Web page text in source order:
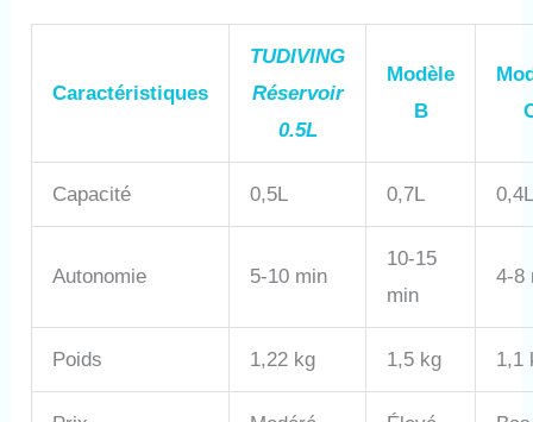
guider la petite bouteille. Il
peut être rempli en 6
secondes normalement. La
deuxième méthode consiste à
utiliser un compresseur
être complètement remplie. La
troisième méthode consiste à
utiliser une pompe manuelle,
dont le remplissage nécessite
environ 600 pompes.
Caractéristiques
TUDIVING
Réservoir
0.5L
Modèle
B
Capacité 0,5L 0,7L
Autonomie 5-10 min
10-15
min
4-8
Poids 1,22 kg 1,5 kg 1,1